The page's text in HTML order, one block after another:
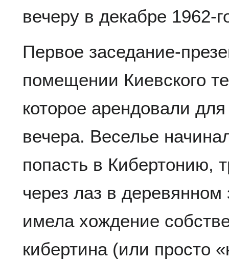
вечеру в декабре 1962-
Первое заседание-
помещении Киевского
которое арендовали
вечера. Веселье
попасть в Кибертонию,
через лаз в
имела хождение
кибертина (или просто